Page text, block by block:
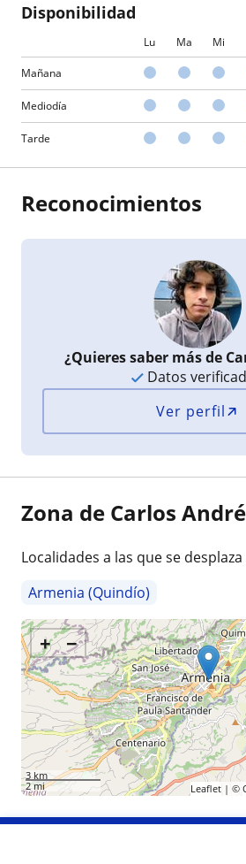
Disponibilidad
Lu Ma Mi
Mañana
Mediodía
Tarde
Reconocimientos
¿Quieres saber más de
Datos
Ver perfil
Zona de Carlos
Localidades a las que se
Armenia (Quindío)
+ −
3 km
2 mi
Leaflet| ©